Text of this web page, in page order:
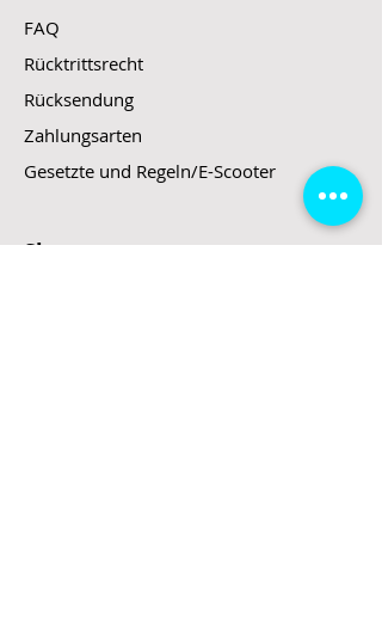
FAQ
Rücktrittsrecht
Rücksendung
Zahlungsarten
Gesetzte und Regeln/E-Scooter
Shop